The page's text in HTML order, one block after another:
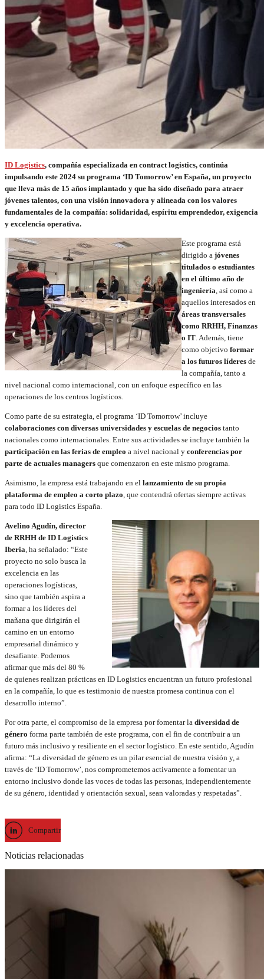
ID Logistics, compañía especializada en contract logistics, continúa
impulsando este 2024 su programa ‘ID Tomorrow’ en España, un proyecto
que lleva más de 15 años implantado y que ha sido diseñado para atraer
jóvenes talentos, con una visión innovadora y alineada con los valores
fundamentales de la compañía: solidaridad, espíritu emprendedor, exigencia
y excelencia operativa.
Este programa está
dirigido a jóvenes
titulados o estudiantes
en el último año de
ingeniería, así como a
aquellos interesados en
áreas transversales
como RRHH, Finanzas
o IT. Además, tiene
como objetivo formar
a los futuros líderes de
la compañía, tanto a
nivel nacional como internacional, con un enfoque específico en las
operaciones de los centros logísticos.
Como parte de su estrategia, el programa ‘ID Tomorrow’ incluye
colaboraciones con diversas universidades y escuelas de negocios tanto
nacionales como internacionales. Entre sus actividades se incluye también la
participación en las ferias de empleo a nivel nacional y conferencias por
parte de actuales managers que comenzaron en este mismo programa.
Asimismo, la empresa está trabajando en el lanzamiento de su propia
plataforma de empleo a corto plazo, que contendrá ofertas siempre activas
para todo ID Logistics España.
Avelino Agudín, director
de RRHH de ID Logistics
Iberia, ha señalado: “Este
proyecto no solo busca la
excelencia en las
operaciones logísticas,
sino que también aspira a
formar a los líderes del
mañana que dirigirán el
camino en un entorno
empresarial dinámico y
desafiante. Podemos
afirmar que más del 80 %
de quienes realizan prácticas en ID Logistics encuentran un futuro profesional
en la compañía, lo que es testimonio de nuestra promesa continua con el
desarrollo interno”.
Por otra parte, el compromiso de la empresa por fomentar la diversidad de
género forma parte también de este programa, con el fin de contribuir a un
futuro más inclusivo y resiliente en el sector logístico. En este sentido, Agudín
afirma: “La diversidad de género es un pilar esencial de nuestra visión y, a
través de ‘ID Tomorrow’, nos comprometemos activamente a fomentar un
entorno inclusivo donde las voces de todas las personas, independientemente
de su género, identidad y orientación sexual, sean valoradas y respetadas”.
Compartir
Noticias relacionadas